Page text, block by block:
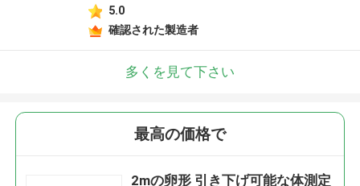
5.0
確認された製造者
多くを見て下さい
最高の価格で
2mの卵形 引き下げ可能な体測定